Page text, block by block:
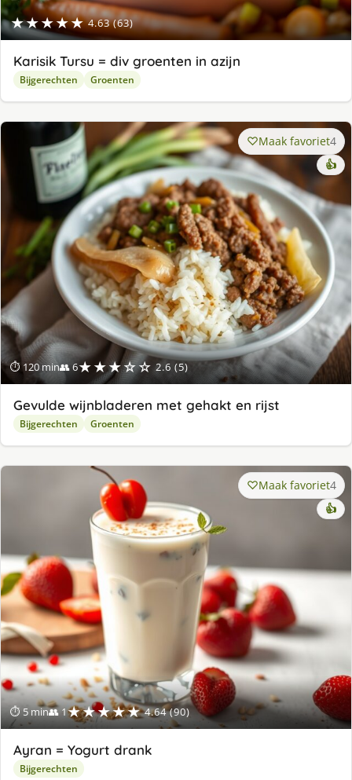
★★★★★ 4.63 (63)
Karisik Tursu = div groenten in azijn
Bijgerechten Groenten
⏱ 120 min👥 6★★★☆☆ 2.6 (5)
Maak favoriet4
👍
Gevulde wijnbladeren met gehakt en rijst
Bijgerechten Groenten
⏱ 5 min👥 1★★★★★ 4.64 (90)
Maak favoriet4
👍
Ayran = Yogurt drank
Bijgerechten